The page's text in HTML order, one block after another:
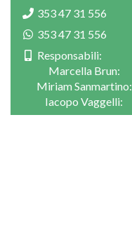
353 47 31 556
353 47 31 556
Responsabili:
Marcella Brun:
Miriam Sanmartino:
Iacopo Vaggelli: